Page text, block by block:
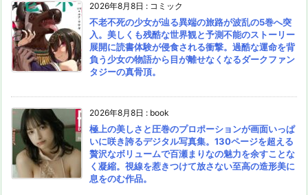
2026年8月8日 : コミック
不老不死の少女が辿る異端の旅路が波乱の5巻へ突
入。美しくも残酷な世界観と予測不能のストーリー
展開に読書体験が侵食される衝撃。過酷な運命を背
負う少女の物語から目が離せなくなるダークファン
タジーの真骨頂。
2026年8月8日 : book
極上の美しさと圧巻のプロポーションが画面いっぱ
いに咲き誇るデジタル写真集。130ページを超える
贅沢なボリュームで百瀬まりなの魅力を余すことな
く凝縮。視線を惹きつけて放さない至高の造形美に
息をのむ作品。